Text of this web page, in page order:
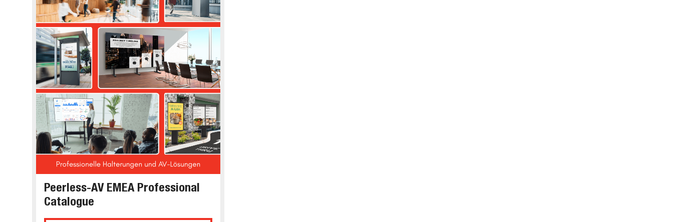
Peerless-AV EMEA Professional
Catalogue